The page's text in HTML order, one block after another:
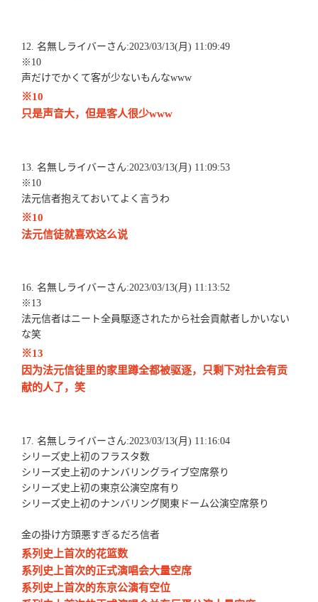
12. 名無しライバーさん:2023/03/13(月) 11:09:49
※10
声だけでかくて客が少ないもんなwww
※10
只是声音大，但是客人很少www
13. 名無しライバーさん:2023/03/13(月) 11:09:53
※10
法元信者抱えておいてよく言うわ
※10
法元信徒就喜欢这么说
16. 名無しライバーさん:2023/03/13(月) 11:13:52
※13
法元信者はニート全員駆逐されたから社会貢献者しかいない
な笑
※13
因为法元信徒里的家里蹲全都被驱逐，只剩下对社会有贡
献的人了，笑
17. 名無しライバーさん:2023/03/13(月) 11:16:04
シリーズ史上初のフラスタ数
シリーズ史上初のナンバリングライブ空席祭り
シリーズ史上初の東京公演空席有り
シリーズ史上初のナンバリング関東ドーム公演空席祭り
金の掛け方頭悪すぎるだろ信者
系列史上首次的花篮数
系列史上首次的正式演唱会大量空席
系列史上首次的东京公演有空位